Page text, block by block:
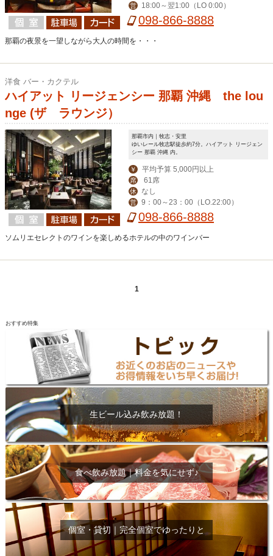
営 18:00～翌1:00（LO 0:00）
098-866-8888
那覇の夜景を一望しながら大人の時間を・・・
洋食 バー・カクテル
ハイアット リージェンシー 那覇 沖縄 the lou
nge (ザ ラウンジ）
那覇市内｜牧志・安里
ゆいレール牧志駅徒歩約7分。ハイアット リージェン
シー 那覇 沖縄 内。
￥ 平均予算 5,000円以上
席 61席
休 なし
営 9：00～23：00（LO.22:00）
098-866-8888
ソムリエセレクトのワインを楽しめるホテルの中のワインバー
1
おすすめ特集
生ビール込み飲み放題！
食べ飲み放題｜料金を気にせず♪
個室・貸切｜完全個室でゆったりと